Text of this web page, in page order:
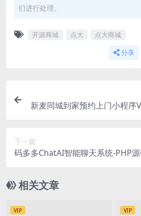
们进行处理。
开源商城 点大 点大商城
分享
新麦同城到家预约上门小程序
下一篇
码多多ChatAI智能聊天系统-PHP
相关文章
VIP VIP